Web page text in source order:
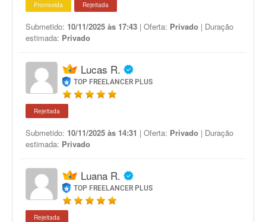
Promovida Rejeitada
Submetido: 10/11/2025 às 17:43 | Oferta: Privado | Duração
estimada: Privado
Lucas R.
TOP FREELANCER PLUS
Rejeitada
Submetido: 10/11/2025 às 14:31 | Oferta: Privado | Duração
estimada: Privado
Luana R.
TOP FREELANCER PLUS
Rejeitada